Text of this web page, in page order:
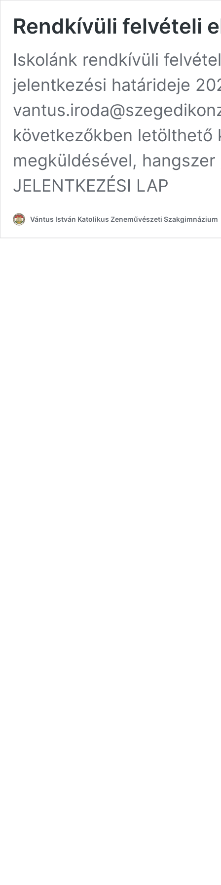
Rendkívüli felvételi
Iskolánk rendkívüli
jelentkezési határideje
következőkben
megküldésével,
JELENTKEZÉSI LAP
Vántus István Katolikus Zeneművészeti Szakgimnázium